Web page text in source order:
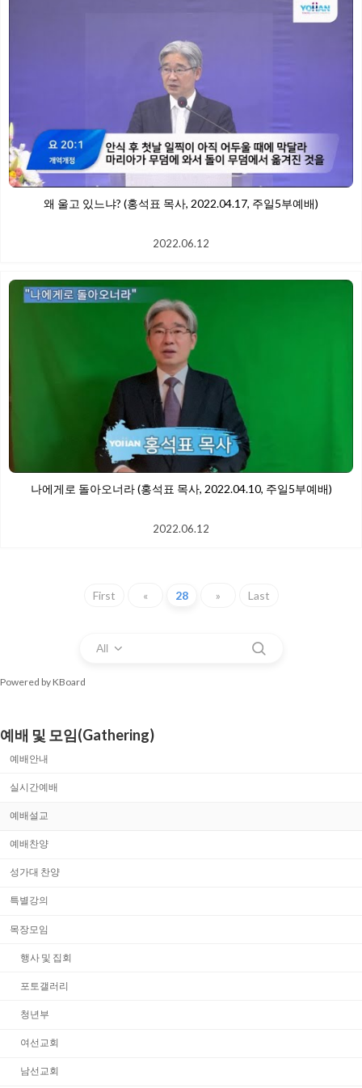
왜 울고 있느냐? (홍석표 목사, 2022.04.17, 주일5부예배)
2022.06.12
​나에게로 돌아오너라 (홍석표 목사, 2022.04.10, 주일5부예배)
2022.06.12
First « 28 » Last
All
Powered by KBoard
예배 및 모임(Gathering)
예배안내
실시간예배
예배설교
예배찬양
성가대 찬양
특별강의
목장모임
행사 및 집회
포토갤러리
청년부
여선교회
남선교회